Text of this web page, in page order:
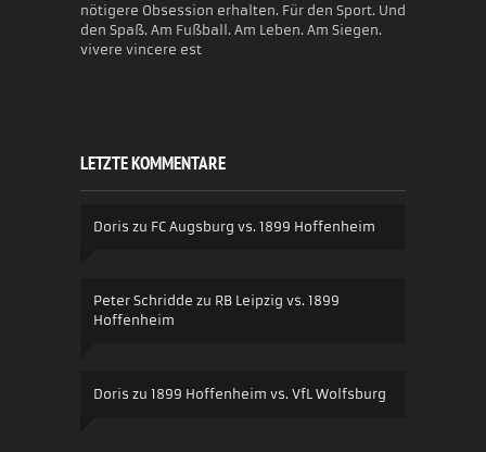
nötigere Obsession erhalten. Für den Sport. Und
den Spaß. Am Fußball. Am Leben. Am Siegen.
vivere vincere est
LETZTE KOMMENTARE
Doris zu FC Augsburg vs. 1899 Hoffenheim
Peter Schridde zu RB Leipzig vs. 1899
Hoffenheim
Doris zu 1899 Hoffenheim vs. VfL Wolfsburg